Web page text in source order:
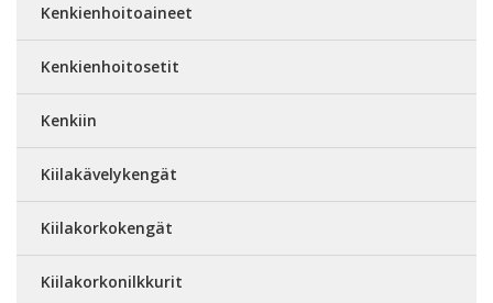
Kenkienhoitoaineet
Kenkienhoitosetit
Kenkiin
Kiilakävelykengät
Kiilakorkokengät
Kiilakorkonilkkurit